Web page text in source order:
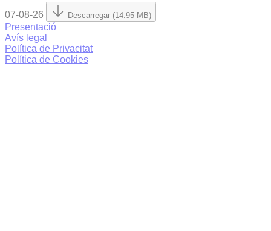
07-08-26 Descarregar (14.95 MB)
Presentació
Avís legal
Política de Privacitat
Política de Cookies